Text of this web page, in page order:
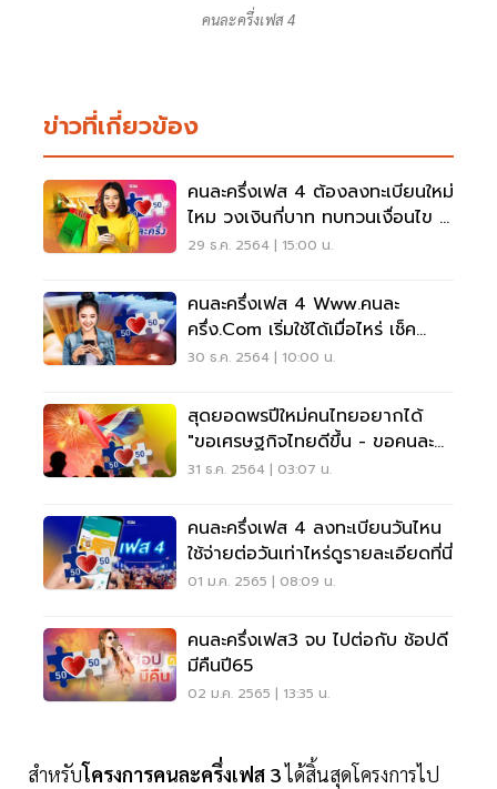
คนละครึ่งเฟส 4
ข่าวที่เกี่ยวข้อง
คนละครึ่งเฟส 4 ต้องลงทะเบียนใหม่
ไหม วงเงินกี่บาท ทบทวนเงื่อนไข ที่
นี่ครบจบ
29 ธ.ค. 2564 | 15:00 น.
คนละครึ่งเฟส 4 Www.คนละ
ครึ่ง.com เริ่มใช้ได้เมื่อไหร่ เช็ค
เงื่อนไข
30 ธ.ค. 2564 | 10:00 น.
สุดยอดพรปีใหม่คนไทยอยากได้
"ขอเศรษฐกิจไทยดีขึ้น - ขอคนละ
ครึ่งเฟส 4"
31 ธ.ค. 2564 | 03:07 น.
คนละครึ่งเฟส 4 ลงทะเบียนวันไหน
ใช้จ่ายต่อวันเท่าไหร่ดูรายละเอียดที่นี่
01 ม.ค. 2565 | 08:09 น.
คนละครึ่งเฟส3 จบ ไปต่อกับ ช้อปดี
มีคืนปี65
02 ม.ค. 2565 | 13:35 น.
สำหรับโครงการคนละครึ่งเฟส 3ได้สิ้นสุดโครงการไป